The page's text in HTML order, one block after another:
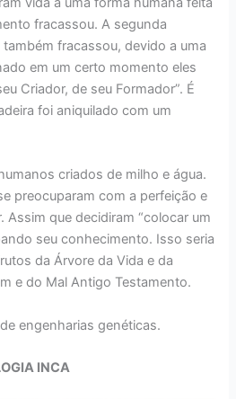
fracassou. A segunda
fracassou, devido a uma
em um certo momento eles
Criador, de seu Formador”. É
foi aniquilado com um
criados de milho e água.
preocuparam com a perfeição e
que decidiram “colocar um
seu conhecimento. Isso seria
da Árvore da Vida e da
e do Mal Antigo Testamento.
engenharias genéticas.
INCA